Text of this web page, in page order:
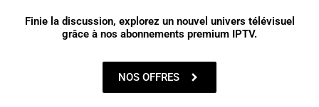
Finie la discussion, explorez un nouvel univers télévisuel
grâce à nos abonnements premium IPTV.
NOS OFFRES